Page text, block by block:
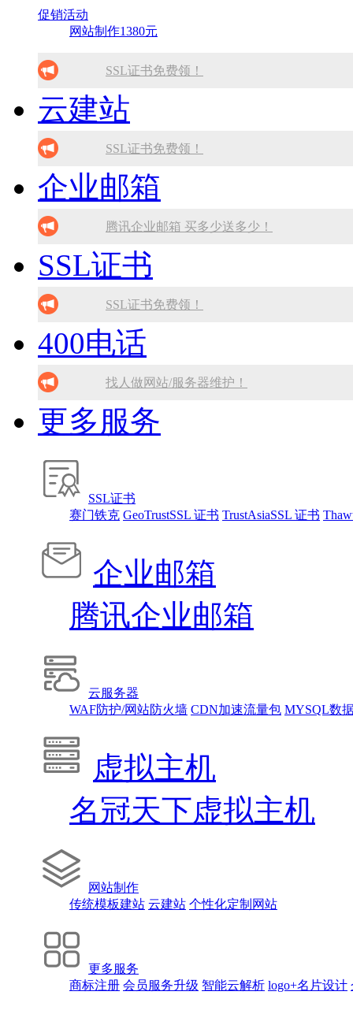
促销活动
网站制作1380元
SSL证书免费领！
腾讯企业邮箱 买多少送多少！
免备案虚拟主机，只需199元!
10分钟做网站 只需1380元！
云建站
SSL证书免费领！
腾讯企业邮箱 买多少送多少！
免备案虚拟主机，只需199元!
10分钟做网站 只需1380元！
企业邮箱
腾讯企业邮箱 买多少送多少！
免备案虚拟主机，只需199元!
10分钟做网站 只需1380元！
找人做网站/服务器维护！
SSL证书
SSL证书免费领！
腾讯企业邮箱 买多少送多少！
免备案虚拟主机，只需199元!
10分钟做网站 只需1380元！
400电话
找人做网站/服务器维护！
SSL证书免费领！
免备案虚拟主机，只需199元!
10分钟做网站 只需1380元！
更多服务
SSL证书
赛门铁克 GeoTrustSSL 证书 TrustAsiaSSL 证书
企业邮箱
腾讯企业邮箱
云服务器
WAF防护/网站防火墙 CDN加速流量包 MYSQL数
虚拟主机
名冠天下虚拟主机
网站制作
传统模板建站 云建站 个性化定制网站
更多服务
商标注册 会员服务升级 智能云解析 logo+名片设计